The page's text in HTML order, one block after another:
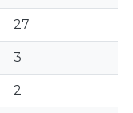
27
3
2